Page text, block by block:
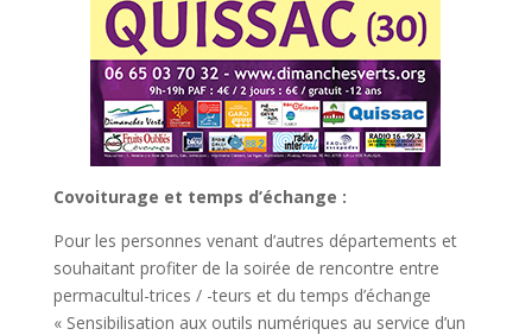
Covoiturage et temps d’échange :
Pour les personnes venant d’autres départements et
souhaitant profiter de la soirée de rencontre entre
permacultul-trices / -teurs et du temps d’échange
« Sensibilisation aux outils numériques au service d’un